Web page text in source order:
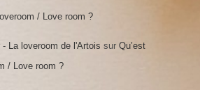
/ Love room ?
- La loveroom de l'Artois sur Qu’est
/ Love room ?